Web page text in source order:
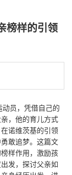
榜样的引领
员，凭借自己的
，他的育儿方式
诺维茨基的引领
敢追梦。这篇文
样作用，激励孩
发，探讨父亲如